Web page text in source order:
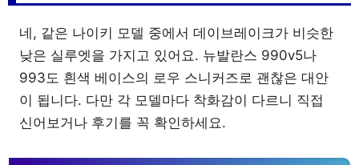
네, 같은 나이키 모델 중에서 데이브레이크가 비슷한
낮은 실루엣을 가지고 있어요. 뉴발란스 990v5나
993도 흰색 베이스의 로우 스니커즈로 괜찮은 대안
이 됩니다. 다만 각 모델마다 착화감이 다르니 직접
신어보거나 후기를 꼭 확인하세요.